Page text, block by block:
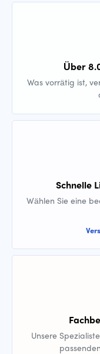
Über
Was vorrätig ist,
Schnelle
Wählen Sie eine
Unsere